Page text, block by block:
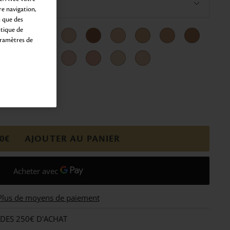
AJOUTER AU PANIER
de moyens de paiement
250€ D'ACHAT
navigation,
des
de
de